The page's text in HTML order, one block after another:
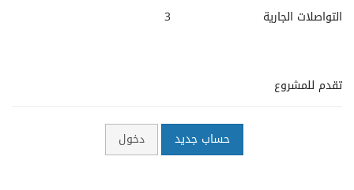
التواصلات الجارية
3
تقدم للمشروع
حساب جديد دخول